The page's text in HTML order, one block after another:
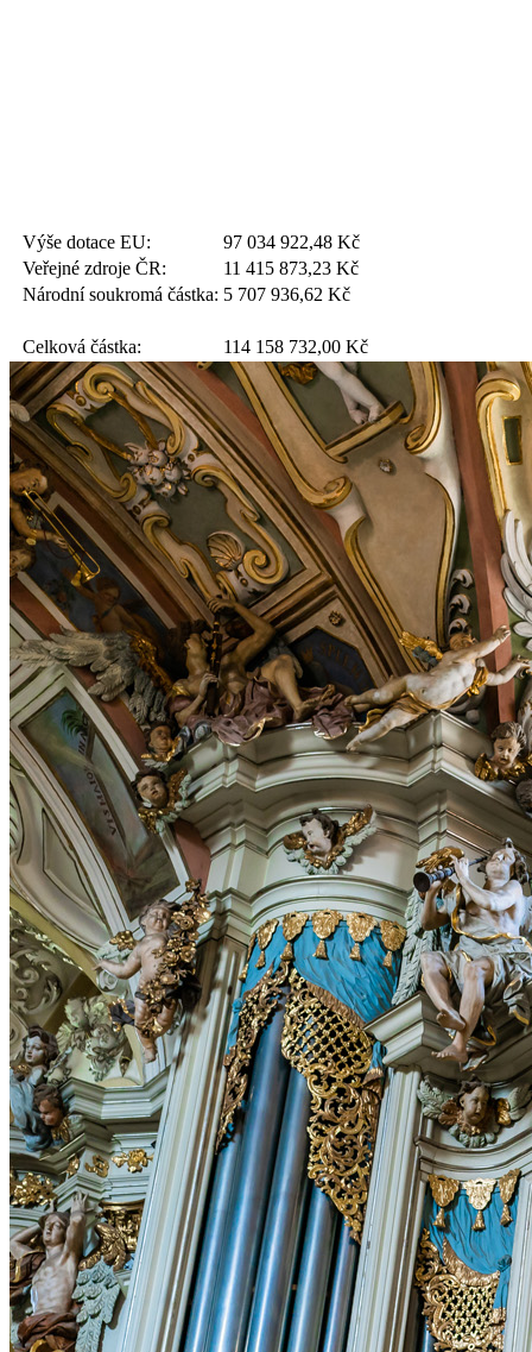
Výše dotace EU: 97 034 922,48 Kč
Veřejné zdroje ČR:
11 415 873,23 Kč
Národní soukromá částka: 5 707 936,62 Kč
Celková částka: 114 158 732,00 Kč